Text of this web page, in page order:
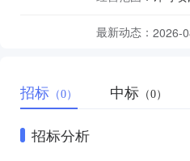
最新动态： 2026-
招标 （0） 中标 （0）
招标分析